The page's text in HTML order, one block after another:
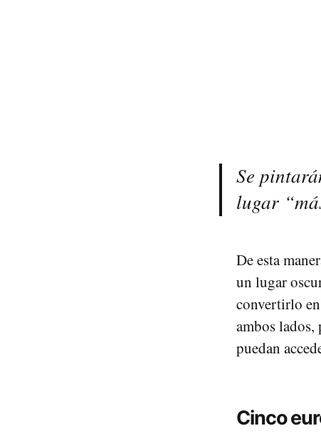
Se
lugar
De esta
un lugar
convertirlo
ambos lados,
puedan
Cinco